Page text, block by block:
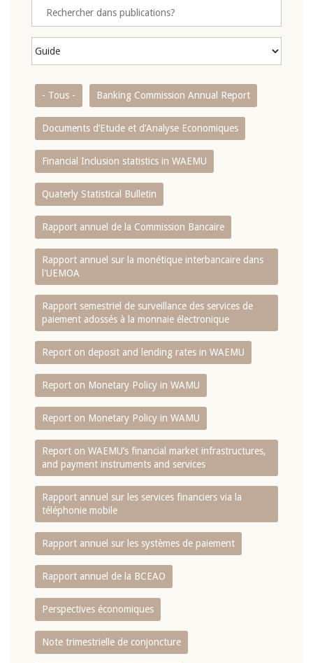
- Tous - Banking Commission Annual Report
Documents d’Etude et d’Analyse Economiques
Financial Inclusion statistics in WAEMU
Quaterly Statistical Bulletin
Rapport annuel de la Commission Bancaire
Rapport annuel sur la monétique interbancaire dans
l'UEMOA
Rapport semestriel de surveillance des services de
paiement adossés à la monnaie électronique
Report on deposit and lending rates in WAEMU
Report on Monetary Policy in WAMU
Report on Monetary Policy in WAMU
Report on WAEMU’s financial market infrastructures,
and payment instruments and services
Rapport annuel sur les services financiers via la
téléphonie mobile
Rapport annuel sur les systèmes de paiement
Rapport annuel de la BCEAO
Perspectives économiques
Note trimestrielle de conjoncture